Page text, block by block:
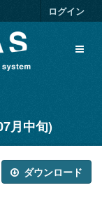
ログイン
月中旬)
ダウンロード